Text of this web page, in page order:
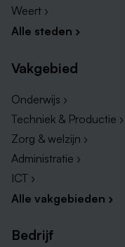
jaarsalaris.
Kun jij (de meeste
Een diploma als
niveau 3
Je hebt ervaring
wordende
Kennis van
ontwikkelingen
Weert ›
Alle steden ›
Vakgebied
Onderwijs ›
Techniek & Productie ›
Zorg & welzijn ›
Administratie ›
ICT ›
Alle vakgebieden ›
Bedrijf